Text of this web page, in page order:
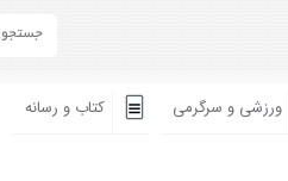
ورزشی و سرگرمی کتاب و رسانه